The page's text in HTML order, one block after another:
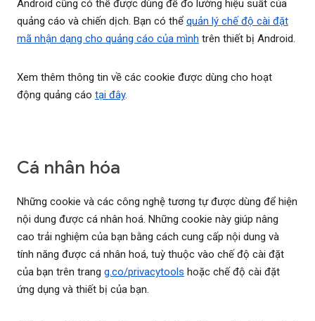
Android cũng có thể được dùng để đo lường hiệu suất của
quảng cáo và chiến dịch. Bạn có thể quản lý chế độ cài đặt
mã nhận dạng cho quảng cáo của mình trên thiết bị Android.
Xem thêm thông tin về các cookie được dùng cho hoạt
động quảng cáo tại đây.
Cá nhân hóa
Những cookie và các công nghệ tương tự được dùng để hiện
nội dung được cá nhân hoá. Những cookie này giúp nâng
cao trải nghiệm của bạn bằng cách cung cấp nội dung và
tính năng được cá nhân hoá, tuỳ thuộc vào chế độ cài đặt
của bạn trên trang g.co/privacytools hoặc chế độ cài đặt
ứng dụng và thiết bị của bạn.